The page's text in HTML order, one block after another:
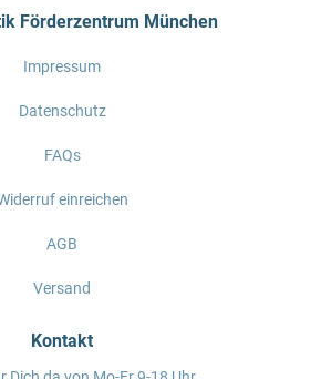
Förderzentrum München
Impressum
Datenschutz
FAQs
einreichen
AGB
Versand
Kontakt